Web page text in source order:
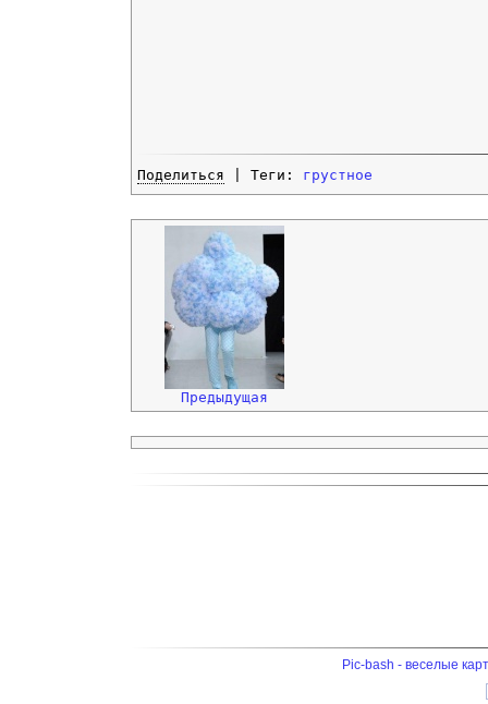
Поделиться | Теги: грустное
Предыдущая
Pic-bash - веселые